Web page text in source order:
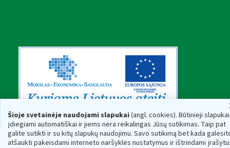
Šioje svetainėje naudojami slapukai(angl. cookies). Būtinieji slapukai
įdiegiami automatiškai ir jiems nėra reikalingas Jūsų sutikimas. Taip pat
galite sutikti ir su kitų slapukų naudojimu. Savo sutikimą bet kada
atšaukti pakeisdami interneto naršyklės nustatymus ir ištrindami